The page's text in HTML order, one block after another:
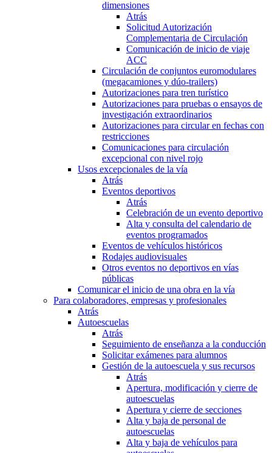
dimensiones
Atrás
Solicitud Autorización
Complementaria de Circulación
Comunicación de inicio de viaje
ACC
Circulación de conjuntos euromodulares
(megacamiones y dúo-trailers)
Autorizaciones para tren turístico
Autorizaciones para pruebas o ensayos de
investigación extraordinarios
Autorizaciones para circular en fechas con
restricciones
Comunicaciones para circulación
excepcional con nivel rojo
Usos excepcionales de la vía
Atrás
Eventos deportivos
Atrás
Celebración de un evento deportivo
Alta y consulta del calendario de
eventos programados
Eventos de vehículos históricos
Rodajes audiovisuales
Otros eventos no deportivos en vías
públicas
Comunicar el inicio de una obra en la vía
Para colaboradores, empresas y profesionales
Atrás
Autoescuelas
Atrás
Seguimiento de enseñanza a la conducción
Solicitar exámenes para alumnos
Gestión de la autoescuela y sus recursos
Atrás
Apertura, modificación y cierre de
autoescuelas
Apertura y cierre de secciones
Alta y baja de personal de
autoescuelas
Alta y baja de vehículos para